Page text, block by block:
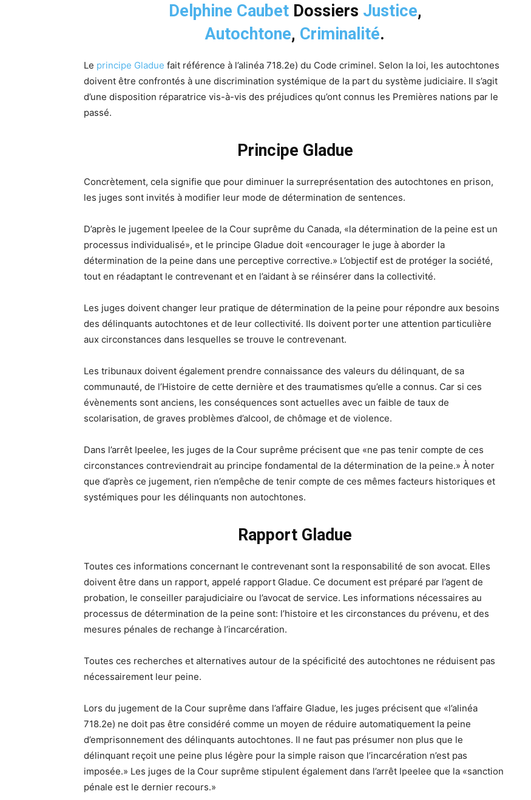
Delphine CaubetDossiers Justice,
Autochtone, Criminalité.
Le principe Gladue fait référence à l’alinéa 718.2e) du Code criminel. Selon la loi, les autochtones
doivent être confrontés à une discrimination systémique de la part du système judiciaire. Il s’agit
d’une disposition réparatrice vis-à-vis des préjudices qu’ont connus les Premières nations par le
passé.
Principe Gladue
Concrètement, cela signifie que pour diminuer la surreprésentation des autochtones en prison,
les juges sont invités à modifier leur mode de détermination de sentences.
D’après le jugement Ipeelee de la Cour suprême du Canada, «la détermination de la peine est un
processus individualisé», et le principe Gladue doit «encourager le juge à aborder la
détermination de la peine dans une perceptive corrective.» L’objectif est de protéger la société,
tout en réadaptant le contrevenant et en l’aidant à se réinsérer dans la collectivité.
Les juges doivent changer leur pratique de détermination de la peine pour répondre aux besoins
des délinquants autochtones et de leur collectivité. Ils doivent porter une attention particulière
aux circonstances dans lesquelles se trouve le contrevenant.
Les tribunaux doivent également prendre connaissance des valeurs du délinquant, de sa
communauté, de l’Histoire de cette dernière et des traumatismes qu’elle a connus. Car si ces
évènements sont anciens, les conséquences sont actuelles avec un faible de taux de
scolarisation, de graves problèmes d’alcool, de chômage et de violence.
Dans l’arrêt Ipeelee, les juges de la Cour suprême précisent que «ne pas tenir compte de ces
circonstances contreviendrait au principe fondamental de la détermination de la peine.» À noter
que d’après ce jugement, rien n’empêche de tenir compte de ces mêmes facteurs historiques et
systémiques pour les délinquants non autochtones.
Rapport Gladue
Toutes ces informations concernant le contrevenant sont la responsabilité de son avocat. Elles
doivent être dans un rapport, appelé rapport Gladue. Ce document est préparé par l’agent de
probation, le conseiller parajudiciaire ou l’avocat de service. Les informations nécessaires au
processus de détermination de la peine sont: l’histoire et les circonstances du prévenu, et des
mesures pénales de rechange à l’incarcération.
Toutes ces recherches et alternatives autour de la spécificité des autochtones ne réduisent pas
nécessairement leur peine.
Lors du jugement de la Cour suprême dans l’affaire Gladue, les juges précisent que «l’alinéa
718.2e) ne doit pas être considéré comme un moyen de réduire automatiquement la peine
d’emprisonnement des délinquants autochtones. Il ne faut pas présumer non plus que le
délinquant reçoit une peine plus légère pour la simple raison que l’incarcération n’est pas
imposée.» Les juges de la Cour suprême stipulent également dans l’arrêt Ipeelee que la «sanction
pénale est le dernier recours.»